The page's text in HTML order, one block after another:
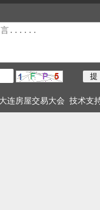
连房屋交易大会 技术支